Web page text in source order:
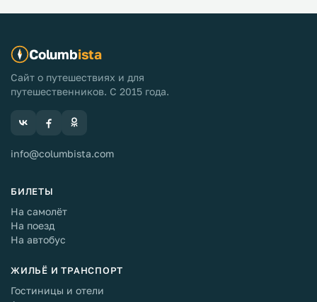
Columbista
Сайт о путешествиях и для
путешественников. С 2015 года.
info@columbista.com
БИЛЕТЫ
На самолёт
На поезд
На автобус
ЖИЛЬЁ И ТРАНСПОРТ
Гостиницы и отели